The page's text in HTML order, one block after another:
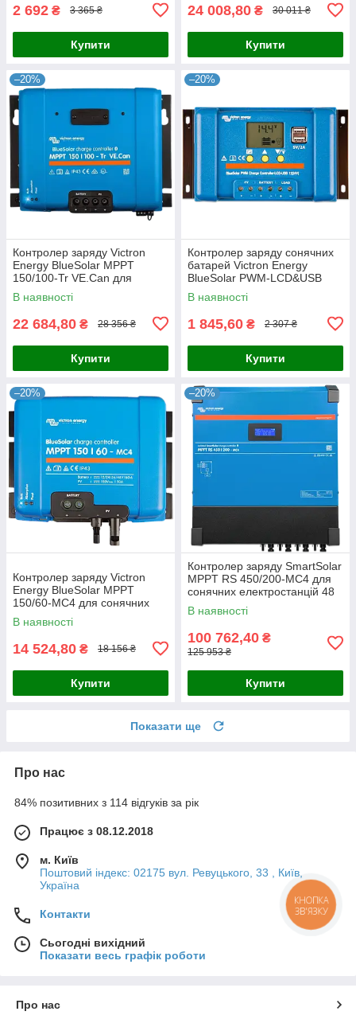
2 692 ₴ 3 365 ₴
Купити
24 008,80 ₴ 30 011 ₴
Купити
–20%
Контролер заряду Victron
Energy BlueSolar MPPT
150/100-Tr VE.Can для
сонячних батарей 12/24/48 В,
100 А, 5800 Вт, з Bluetooth та
В наявності
22 684,80 ₴ 28 356 ₴
Купити
–20%
Контролер заряду сонячних
батарей Victron Energy
BlueSolar PWM-LCD&USB
12/24-30 30А 12/24В з реле
навантаженням та USB для
В наявності
1 845,60 ₴ 2 307 ₴
Купити
–20%
Контролер заряду Victron
Energy BlueSolar MPPT
150/60-MC4 для сонячних
панелей 150 В 60 А 12/24/48
В з інтерфейсом VE.Direct та
В наявності
14 524,80 ₴ 18 156 ₴
Купити
–20%
Контролер заряду SmartSolar
MPPT RS 450/200-MC4 для
сонячних електростанцій 48
В, 200 А, 11 500 Вт, з MC4,
VE.Can, VE.Direct та
В наявності
100 762,40 ₴
125 953 ₴
Купити
Показати ще
Про нас
84% позитивних з 114 відгуків за рік
Працює з 08.12.2018
м. Київ
Поштовий індекс: 02175 вул. Ревуцького, 33 , Київ,
Україна
Контакти
Сьогодні вихідний
Показати весь графік роботи
Про нас
КНОПКА
ЗВ'ЯЗКУ